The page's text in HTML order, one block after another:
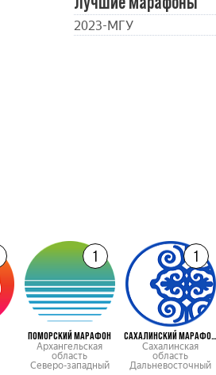
2023-МГУ
1
ПОМОРСКИЙ МАРАФОН
Архангельская
область
Северо-западный
1
САХАЛИНСКИЙ МАРАФОН КЛ
Сахалинская
область
Дальневосточный